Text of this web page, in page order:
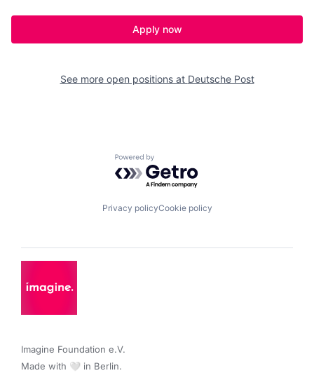
Apply now
See more open positions at Deutsche Post
Powered by Getro.com
Privacy policyCookie policy
Imagine Foundation e.V.
Made with 🤍 in Berlin.